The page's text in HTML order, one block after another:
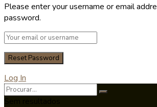
Please enter your username or email
password.
Log In